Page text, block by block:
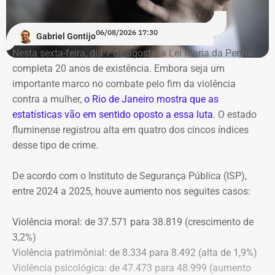
Gabriel Gontijo06/08/2026 17:30
Nesta sexta-feira, dia 7 de agosto, a Lei Maria da Penha
completa 20 anos de existência. Embora seja um
importante marco no combate pelo fim da violência
contra a mulher, o Rio de Janeiro mostra que as
estatísticas vão em sentido oposto a essa luta. O estado
fluminense registrou alta em quatro dos cincos índices
desse tipo de crime.
De acordo com o Instituto de Segurança Pública (ISP),
entre 2024 a 2025, houve aumento nos seguites casos:
Violência moral: de 37.571 para 38.819 (crescimento de
3,2%)
Violência patrimônial: de 8.334 para 8.492 (alta de 1,9%)
Violência psicológica: de 47.473 para 48.999 (aumento